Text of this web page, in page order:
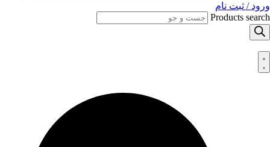
ورود / ثبت نام
Products search